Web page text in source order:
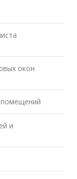
окон
помещений
и